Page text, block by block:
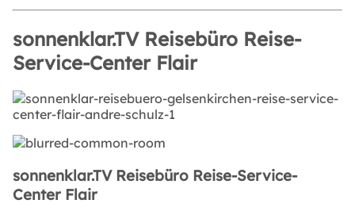
sonnenklar.TV Reisebüro Reise-
Service-Center Flair
sonnenklar.TV Reisebüro Reise-Service-
Center Flair